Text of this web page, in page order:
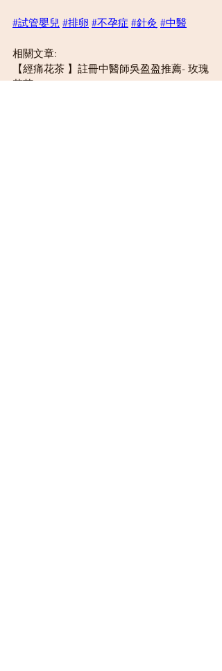
#試管嬰兒 #排卵 #不孕症 #針灸 #中醫
相關文章:
【經痛花茶 】註冊中醫師吳盈盈推薦- 玫瑰
花茶